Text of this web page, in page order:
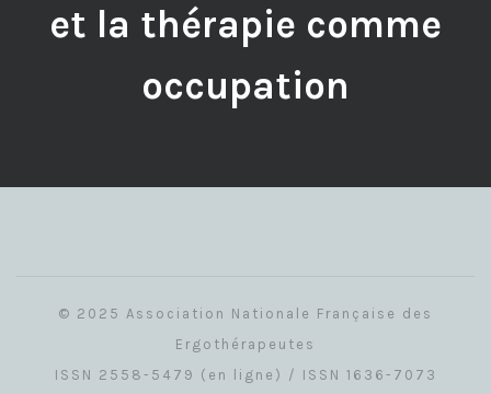
et la thérapie comme
occupation
© 2025 Association Nationale Française des
Ergothérapeutes
ISSN 2558-5479 (en ligne) / ISSN 1636-7073